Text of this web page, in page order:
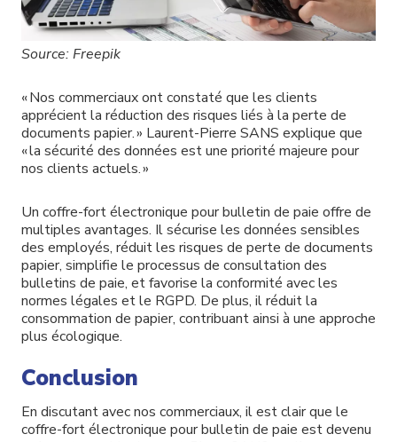
Source: Freepik
« Nos commerciaux ont constaté que les clients
apprécient la réduction des risques liés à la perte de
documents papier. » Laurent-Pierre SANS explique que
« la sécurité des données est une priorité majeure pour
nos clients actuels. »
Un coffre-fort électronique pour bulletin de paie offre de
multiples avantages. Il sécurise les données sensibles
des employés, réduit les risques de perte de documents
papier, simplifie le processus de consultation des
bulletins de paie, et favorise la conformité avec les
normes légales et le RGPD. De plus, il réduit la
consommation de papier, contribuant ainsi à une approche
plus écologique.
Conclusion
En discutant avec nos commerciaux, il est clair que le
coffre-fort électronique pour bulletin de paie est devenu